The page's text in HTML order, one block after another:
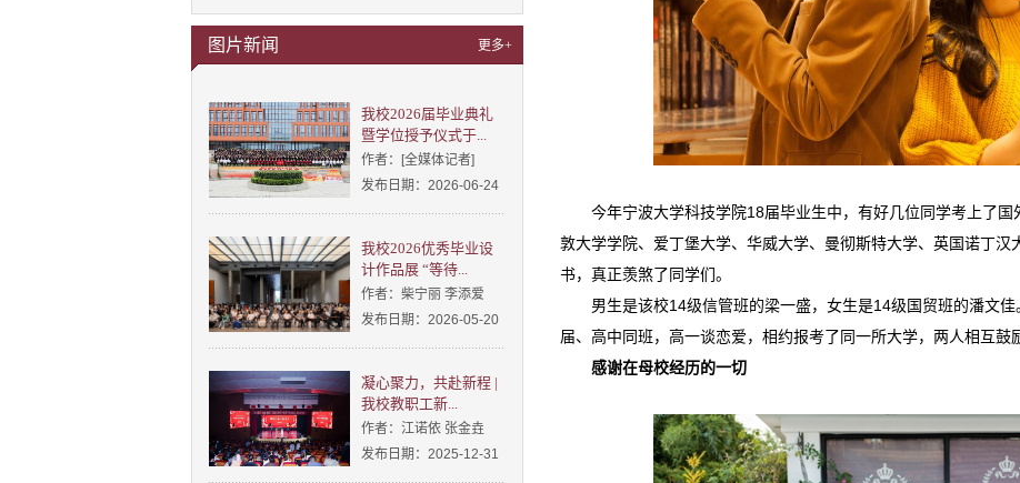
图片新闻 更多+
我校2026届毕业典礼
暨学位授予仪式于...
作者：[全媒体记者]
发布日期：2026-06-24
我校2026优秀毕业设
计作品展 “等待...
作者：柴宁丽 李添爱
发布日期：2026-05-20
凝心聚力，共赴新程 |
我校教职工新...
作者：江诺依 张金垚
发布日期：2025-12-31
今年宁波大学科技学院18届毕业生中，有好几位同学考上了
敦大学学院、爱丁堡大学、华威大学、曼彻斯特大学、英国诺丁汉
书，真正羡煞了同学们。
男生是该校14级信管班的梁一盛，女生是14级国贸班的潘文
届、高中同班，高一谈恋爱，相约报考了同一所大学，两人相互鼓
感谢在母校经历的一切